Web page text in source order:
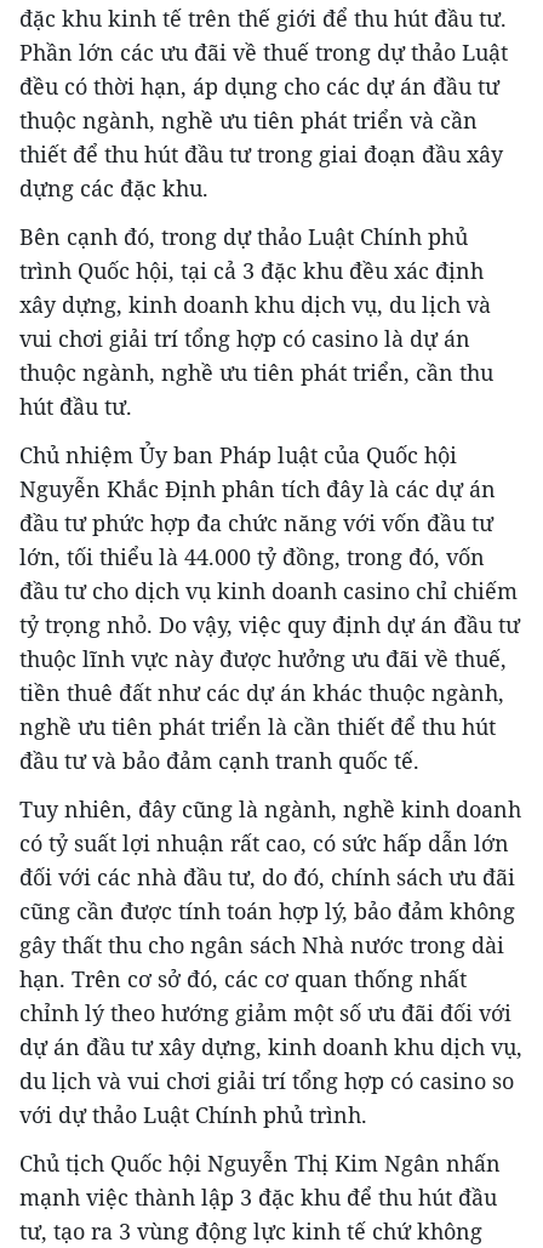
đặc khu kinh tế trên thế giới để thu hút đầu tư.
Phần lớn các ưu đãi về thuế trong dự thảo Luật
đều có thời hạn, áp dụng cho các dự án đầu tư
thuộc ngành, nghề ưu tiên phát triển và cần
thiết để thu hút đầu tư trong giai đoạn đầu xây
dựng các đặc khu.
Bên cạnh đó, trong dự thảo Luật Chính phủ
trình Quốc hội, tại cả 3 đặc khu đều xác định
xây dựng, kinh doanh khu dịch vụ, du lịch và
vui chơi giải trí tổng hợp có casino là dự án
thuộc ngành, nghề ưu tiên phát triển, cần thu
hút đầu tư.
Chủ nhiệm Ủy ban Pháp luật của Quốc hội
Nguyễn Khắc Định phân tích đây là các dự án
đầu tư phức hợp đa chức năng với vốn đầu tư
lớn, tối thiểu là 44.000 tỷ đồng, trong đó, vốn
đầu tư cho dịch vụ kinh doanh casino chỉ chiếm
tỷ trọng nhỏ. Do vậy, việc quy định dự án đầu tư
thuộc lĩnh vực này được hưởng ưu đãi về thuế,
tiền thuê đất như các dự án khác thuộc ngành,
nghề ưu tiên phát triển là cần thiết để thu hút
đầu tư và bảo đảm cạnh tranh quốc tế.
Tuy nhiên, đây cũng là ngành, nghề kinh doanh
có tỷ suất lợi nhuận rất cao, có sức hấp dẫn lớn
đối với các nhà đầu tư, do đó, chính sách ưu đãi
cũng cần được tính toán hợp lý, bảo đảm không
gây thất thu cho ngân sách Nhà nước trong dài
hạn. Trên cơ sở đó, các cơ quan thống nhất
chỉnh lý theo hướng giảm một số ưu đãi đối với
dự án đầu tư xây dựng, kinh doanh khu dịch vụ,
du lịch và vui chơi giải trí tổng hợp có casino so
với dự thảo Luật Chính phủ trình.
Chủ tịch Quốc hội Nguyễn Thị Kim Ngân nhấn
mạnh việc thành lập 3 đặc khu để thu hút đầu
tư, tạo ra 3 vùng động lực kinh tế chứ không